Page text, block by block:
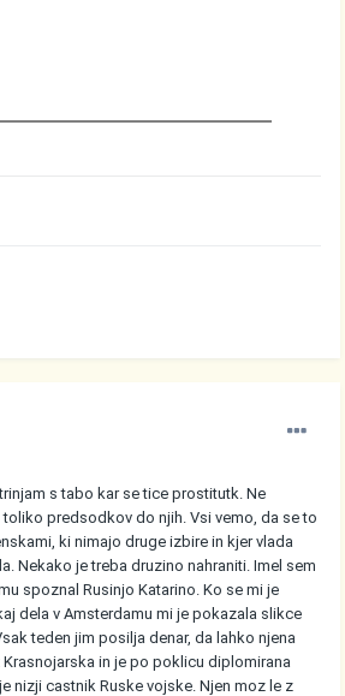
s tabo kar se tice prostitutk. Ne
predsodkov do njih. Vsi vemo, da se to
ki nimajo druge izbire in kjer vlada
Nekako je treba druzino nahraniti. Imel sem
spoznal Rusinjo Katarino. Ko se mi je
dela v Amsterdamu mi je pokazala slikce
teden jim posilja denar, da lahko njena
Krasnojarska in je po poklicu diplomirana
nizji castnik Ruske vojske. Njen moz le z